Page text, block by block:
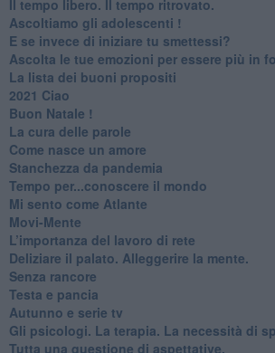
​Il tempo libero. Il tempo ritrovato.
Ascoltiamo gli adolescenti !
​E se invece di iniziare tu smettessi?
​Ascolta le tue emozioni per essere più in
​La lista dei buoni propositi
2021 Ciao
Buon Natale !
​La cura delle parole
​Come nasce un amore
Stanchezza da pandemia
​Tempo per...conoscere il mondo
​Mi sento come Atlante
​Movi-Mente
​L’importanza del lavoro di rete
​Deliziare il palato. Alleggerire la mente.
​Senza rancore
​Testa e pancia
​Autunno e serie tv
​Gli psicologi. La terapia. La necessità di
​Tutta una questione di aspettative.